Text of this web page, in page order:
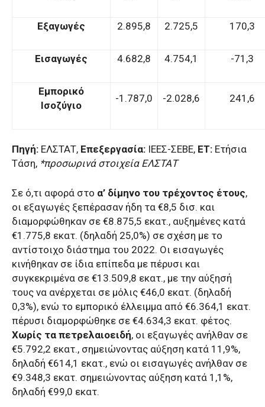
Εξαγωγές 2.895,8 2.725,5 170,3
Εισαγωγές 4.682,8 4.754,1 -71,3
Εμπορικό
Ισοζύγιο
-1.787,0 -2.028,6 241,6
Πηγή: ΕΛΣΤΑΤ, Επεξεργασία: ΙΕΕΣ-ΣΕΒΕ, ΕΤ: Ετήσια
Τάση, *προσωρινά στοιχεία ΕΛΣΤΑΤ
Σε ό,τι αφορά στο α’ δίμηνο του τρέχοντος έτους,
οι εξαγωγές ξεπέρασαν ήδη τα €8,5 δισ. και
διαμορφώθηκαν σε €8.875,5 εκατ., αυξημένες κατά
€1.775,8 εκατ. (δηλαδή 25,0%) σε σχέση με το
αντίστοιχο διάστημα του 2022. Οι εισαγωγές
κινήθηκαν σε ίδια επίπεδα με πέρυσι και
συγκεκριμένα σε €13.509,8 εκατ., με την αύξησή
τους να ανέρχεται σε μόλις €46,0 εκατ. (δηλαδή
0,3%), ενώ το εμπορικό έλλειμμα από €6.364,1 εκατ.
πέρυσι διαμορφώθηκε σε €4.634,3 εκατ. φέτος.
Χωρίς τα πετρελαιοειδή, οι εξαγωγές ανήλθαν σε
€5.792,2 εκατ., σημειώνοντας αύξηση κατά 11,9%,
δηλαδή €614,1 εκατ., ενώ οι εισαγωγές ανήλθαν σε
€9.348,3 εκατ. σημειώνοντας αύξηση κατά 1,1%,
δηλαδή €99,0 εκατ.